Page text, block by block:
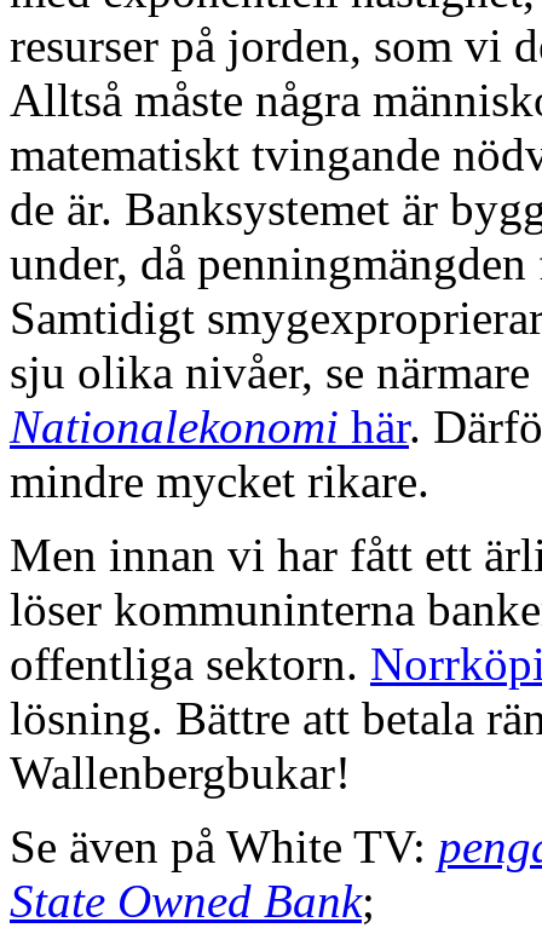
resurser på jorden, som vi
Alltså måste några
matematiskt tvingande
de är. Banksystemet är
under, då
Samtidigt
sju olika nivåer, se
Nationalekonomi här.
mindre mycket rikare.
Men innan vi har fått ett
löser kommuninterna
offentliga sektorn.
lösning. Bättre att betala
Wallenbergbukar!
Se även på White TV:
State Owned Bank;